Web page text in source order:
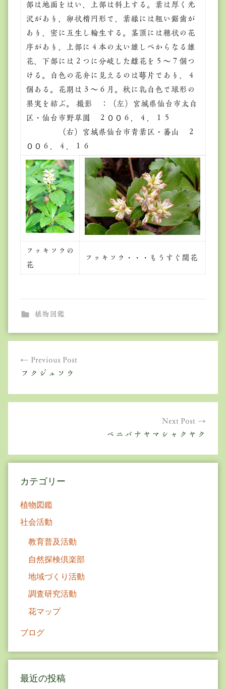
部は地面をはい、上部は斜上する。葉は厚く光
沢があり、卵状楕円形で、葉縁には粗い鋸歯が
あり、密に互生し輪生する。茎頂には穂状の花
序があり、上部に４本の太い雄しべからなる雄
花、下部には２つに分岐した雌花を５～７個つ
ける。白色の花弁に見えるのは萼片であり、４
個ある。花期は３～６月。秋に乳白色で球形の
果実を結ぶ。 撮影 ：（左）宮城県仙台市太白
区・仙台市野草園 ２００６．４．１５
（右）宮城県仙台市青葉区・蕃山 ２
００６．４．１６
フッキソウの
花
フッキソウ・・・もうすぐ開花
植物図鑑
ビ
シ
Previous Post
フクジュソウ
Next Post
ベニバナヤマシャクヤク
カテゴリー
植物図鑑
社会活動
教育普及活動
自然探検倶楽部
地域づくり活動
調査研究活動
花マップ
ブログ
最近の投稿